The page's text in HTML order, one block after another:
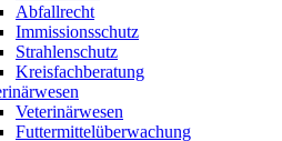
Abfallrecht
Immissionsschutz
Strahlenschutz
Kreisfachberatung
Veterinärwesen
Futtermittelüberwachung